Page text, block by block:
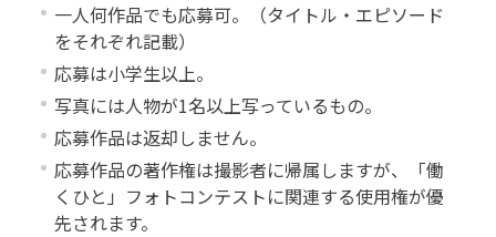
一人何作品でも応募可。（タイトル・エピソード
をそれぞれ記載）
応募は小学生以上。
写真には人物が1名以上写っているもの。
応募作品は返却しません。
応募作品の著作権は撮影者に帰属しますが、「働
くひと」フォトコンテストに関連する使用権が優
先されます。